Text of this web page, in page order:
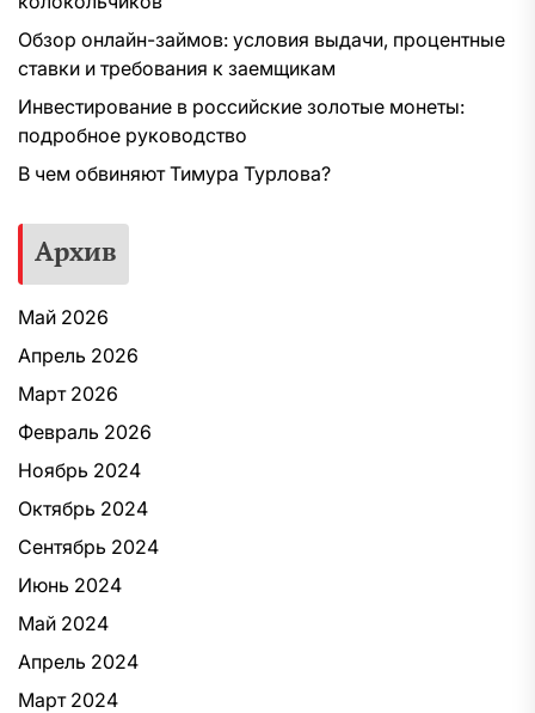
Обзор онлайн-займов: условия выдачи, процентные
ставки и требования к заемщикам
Инвестирование в российские золотые монеты:
подробное руководство
В чем обвиняют Тимура Турлова?
Архив
Май 2026
Апрель 2026
Март 2026
Февраль 2026
Ноябрь 2024
Октябрь 2024
Сентябрь 2024
Июнь 2024
Май 2024
Апрель 2024
Март 2024